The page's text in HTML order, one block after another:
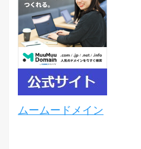
ムームードメイン